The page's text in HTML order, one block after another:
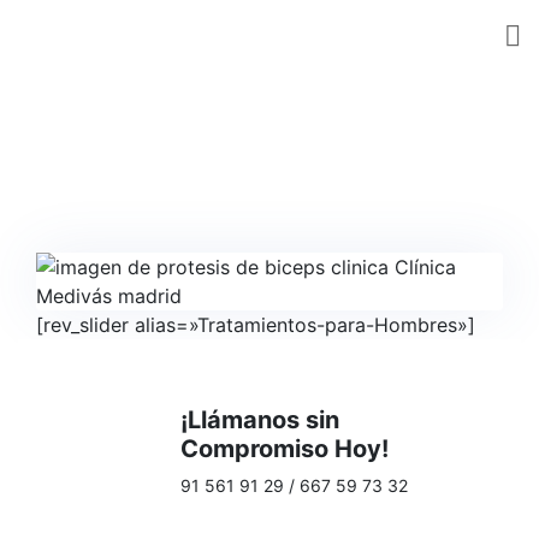
[rev_slider alias=»Tratamientos-para-Hombres»]
¡Llámanos sin
Compromiso Hoy!
91 561 91 29 / 667 59 73 32